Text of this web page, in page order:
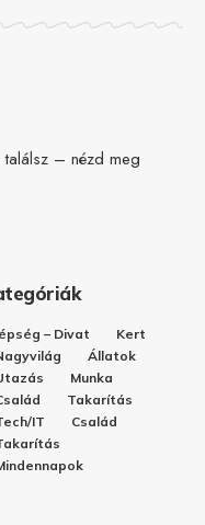
találsz – nézd meg
– Divat
Kert
Állatok
Munka
Takarítás
IT
Család